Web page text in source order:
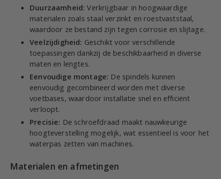
Duurzaamheid: Verkrijgbaar in hoogwaardige
materialen zoals staal verzinkt en roestvaststaal,
waardoor ze bestand zijn tegen corrosie en slijtage.
Veelzijdigheid: Geschikt voor verschillende
toepassingen dankzij de beschikbaarheid in diverse
maten en lengtes.
Eenvoudige montage: De spindels kunnen
eenvoudig gecombineerd worden met diverse
voetbases, waardoor installatie snel en efficiënt
verloopt.
Precisie: De schroefdraad maakt nauwkeurige
hoogteverstelling mogelijk, wat essentieel is voor het
waterpas zetten van machines.
Materialen en afmetingen